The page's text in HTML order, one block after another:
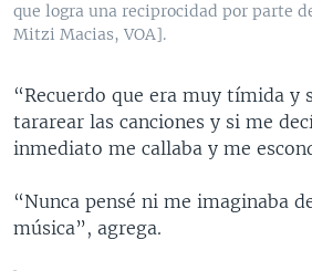
que logra una reciprocidad por parte
Mitzi Macias, VOA].
“Recuerdo que era muy tímida y
tararear las canciones y si me
inmediato me callaba y me
“Nunca pensé ni me imaginaba
música”, agrega.